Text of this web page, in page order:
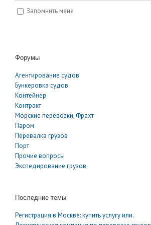
Запомнить меня
Форумы
Агентирование судов
Бункеровка судов
Контейнер
Контракт
Морские перевозки, Фрахт
Паром
Перевалка грузов
Порт
Прочие вопросы
Экспедирование грузов
Последние темы
Регистрация в Москве: купить услугу или.